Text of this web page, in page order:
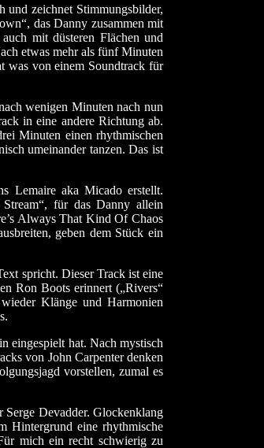
zeichnet Stimmungsbilder,
das Danny zusammen mit
mit düsteren Flächen und
etwas mehr als fünf Minuten
was von einem Soundtrack für
wenigen Minuten nach nun
in eine andere Richtung ab.
Minuten einen rhythmischen
umeinander tanzen. Das ist
Lemaire aka Micado erstellt.
für das Danny allein
Always That Kind Of Chaos
geben dem Stück ein
spricht. Dieser Track ist eine
Ron Boots erinnert („Rivers“
Klänge und Harmonien
eingespielt hat. Nach mystisch
von John Carpenter denken
vorstellen, zumal es
Devadder. Glockenklang
Hintergrund eine rhythmische
mich ein recht schwierig zu